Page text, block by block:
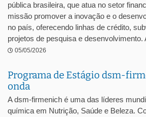
pública brasileira, que atua no setor
missão promover a inovação e o
no país, oferecendo linhas de crédito,
projetos de pesquisa e desenvolvimento.
05/05/2026
Programa de Estágio dsm-
onda
A dsm-firmenich é uma das líderes
química em Nutrição, Saúde e Beleza.